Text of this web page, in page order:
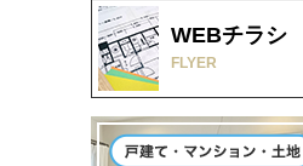
WEBチラシ
FLYER